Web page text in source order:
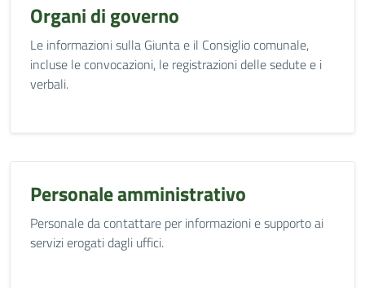
Organi di governo
Le informazioni sulla Giunta e il Consiglio comunale,
incluse le convocazioni, le registrazioni delle sedute e i
verbali.
Personale amministrativo
Personale da contattare per informazioni e supporto ai
servizi erogati dagli uffici.